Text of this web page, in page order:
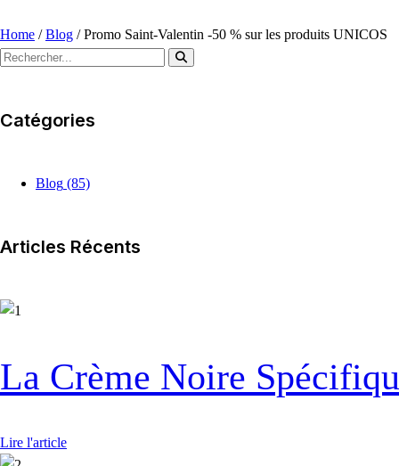
Home /Blog /Promo Saint-Valentin -50 % sur les produits UNICOS
Catégories
Blog (85)
Articles Récents
La Crème Noire
Lire l'article